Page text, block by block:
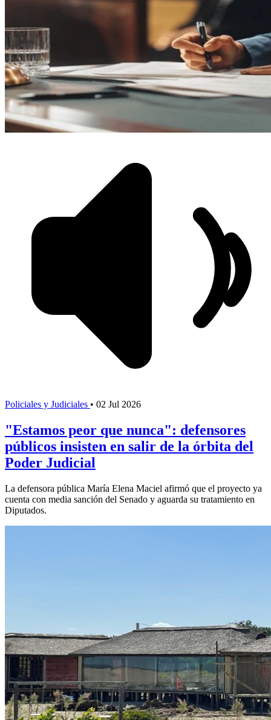
Policiales y Judiciales • 02 Jul 2026
"Estamos peor que nunca": defensores
públicos insisten en salir de la órbita del
Poder Judicial
La defensora pública María Elena Maciel afirmó que el proyecto ya
cuenta con media sanción del Senado y aguarda su tratamiento en
Diputados.